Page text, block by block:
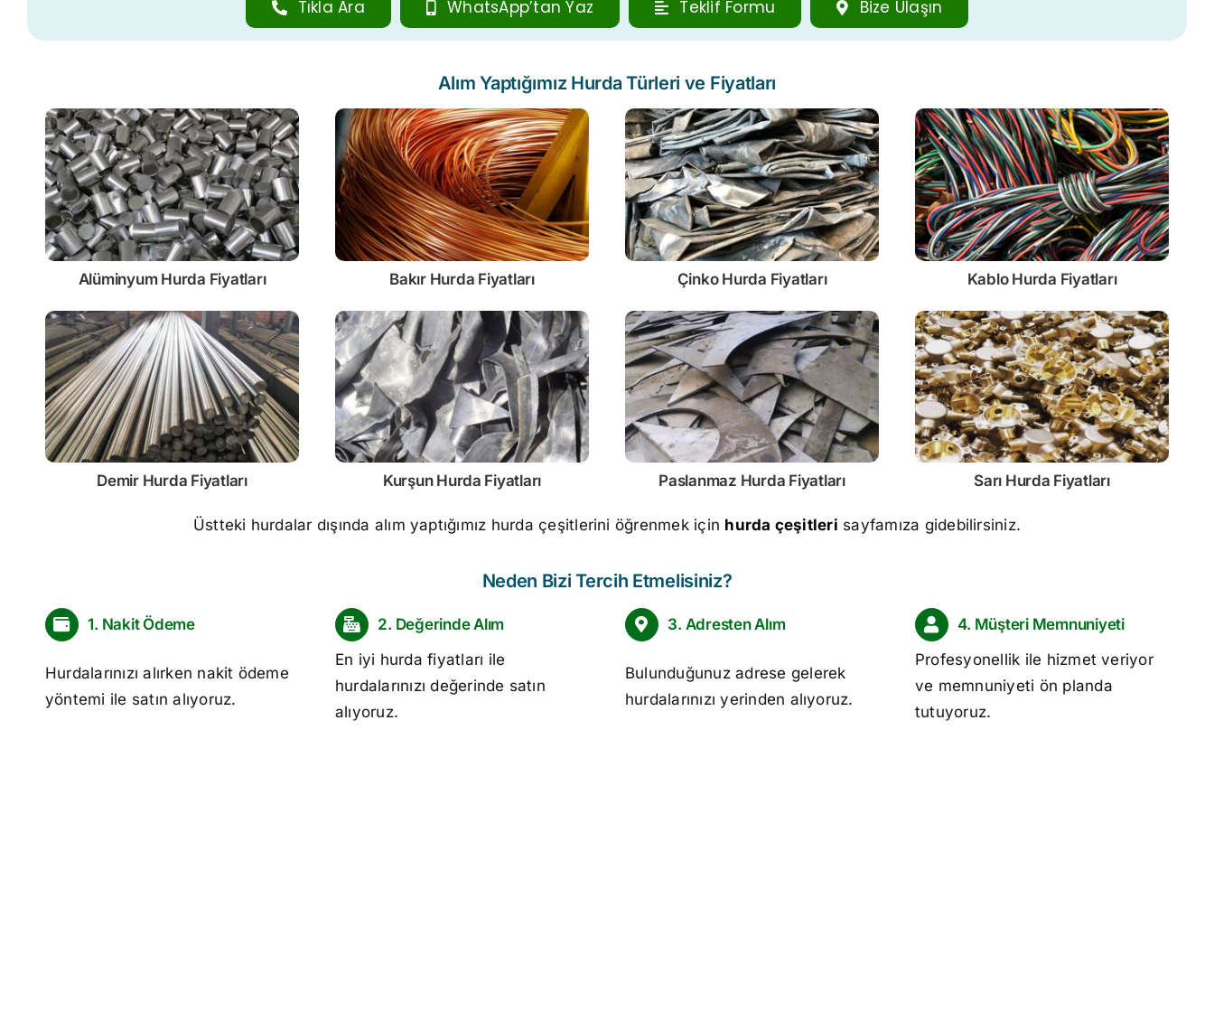
Tıkla Ara WhatsApp’tan Yaz Teklif Formu Bize Ulaşın
Alım Yaptığımız Hurda Türleri ve Fiyatları
Alüminyum Hurda Fiyatları Bakır Hurda Fiyatları Çinko Hurda Fiyatları Kablo Hurda Fiyatları
Demir Hurda Fiyatları Kurşun Hurda Fiyatları Paslanmaz Hurda Fiyatları Sarı Hurda Fiyatları
Üstteki hurdalar dışında alım yaptığımız hurda çeşitlerini öğrenmek için hurda çeşitleri sayfamıza gidebilirsiniz.
Neden Bizi Tercih Etmelisiniz?
1. Nakit Ödeme
Hurdalarınızı alırken nakit ödeme
yöntemi ile satın alıyoruz.
2. Değerinde Alım
En iyi hurda fiyatları ile
hurdalarınızı değerinde satın
alıyoruz.
3. Adresten Alım
Bulunduğunuz adrese gelerek
hurdalarınızı yerinden alıyoruz.
4. Müşteri Memnuniyeti
Profesyonellik ile hizmet veriyor
ve memnuniyeti ön planda
tutuyoruz.